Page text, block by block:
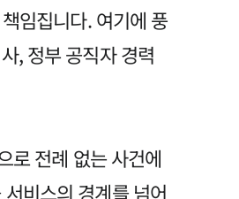
임집니다. 여기에 풍
, 정부 공직자 경력
로 전례 없는 사건에
비스의 경계를 넘어